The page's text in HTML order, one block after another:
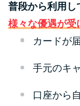
普段から利用し
様々な優遇が受
カードが
手元のキ
口座から